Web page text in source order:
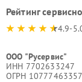
Рейтинг
4.9-
ООО "Русервис"
ИНН 7702633247
ОГРН